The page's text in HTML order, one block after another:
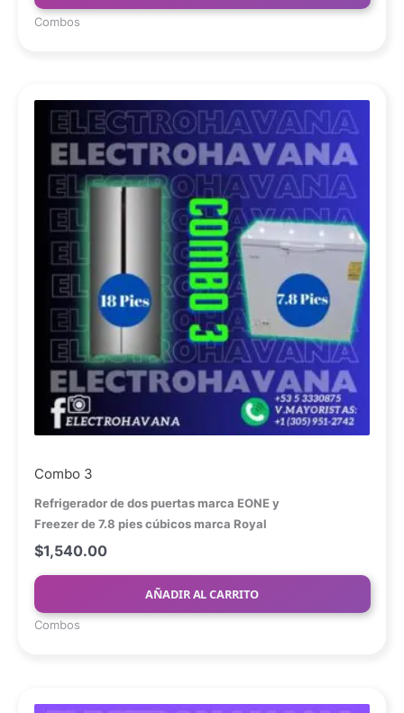
Combos
Combo 3
Refrigerador de dos puertas marca EONE y
Freezer de 7.8 pies cúbicos marca Royal
$1,540.00
AÑADIR AL CARRITO
Combos